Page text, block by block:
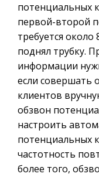
потенциальных
первой-второй
требуется
поднял трубку.
информации
если совершать
клиентов
обзвон
настроить
потенциальных
частотность
более того,